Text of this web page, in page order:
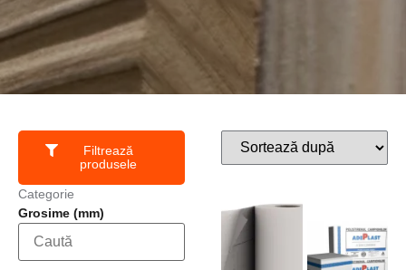
Filtrează
produsele
Categorie
Grosime (mm)